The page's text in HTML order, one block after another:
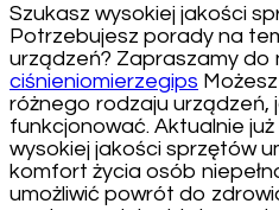
Szukasz wysokiej jakości
Potrzebujesz porady na
urządzeń? Zapraszamy do
ciśnieniomierzegips
różnego rodzaju urządzeń,
funkcjonować. Aktualnie
wysokiej jakości sprzętów
komfort życia osób
umożliwić powrót do